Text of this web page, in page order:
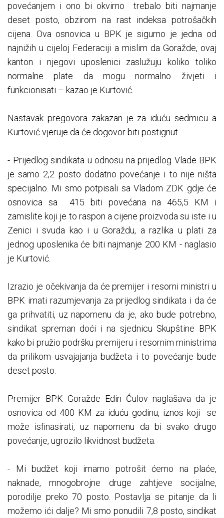
povećanjem i ono bi okvirno trebalo biti najmanje
deset posto, obzirom na rast indeksa potrošačkih
cijena. Ova osnovica u BPK je sigurno je jedna od
najnižih u cijeloj Federaciji a mislim da Goražde, ovaj
kanton i njegovi uposlenici zaslužuju koliko toliko
normalne plate da mogu normalno živjeti i
funkcionisati – kazao je Kurtović.
Nastavak pregovora zakazan je za iduću sedmicu a
Kurtović vjeruje da će dogovor biti postignut
- Prijedlog sindikata u odnosu na prijedlog Vlade BPK
je samo 2,2 posto dodatno povećanje i to nije ništa
specijalno. Mi smo potpisali sa Vladom ZDK gdje će
osnovica sa 415 biti povećana na 465,5 KM i
zamislite koji je to raspon a cijene proizvoda su iste i u
Zenici i svuda kao i u Goraždu, a razlika u plati za
jednog uposlenika će biti najmanje 200 KM - naglasio
je Kurtović.
Izrazio je očekivanja da će premijer i resorni ministri u
BPK imati razumjevanja za prijedlog sindikata i da će
ga prihvatiti, uz napomenu da je, ako bude potrebno,
sindikat spreman doći i na sjednicu Skupštine BPK
kako bi pružio podršku premijeru i resornim ministrima
da prilikom usvajajanja budžeta i to povećanje bude
deset posto.
Premijer BPK Goražde Edin Ćulov naglašava da je
osnovica od 400 KM za iduću godinu, iznos koji se
može isfinasirati, uz napomenu da bi svako drugo
povećanje, ugrozilo likvidnost budžeta.
- Mi budžet koji imamo potrošit ćemo na plaće,
naknade, mnogobrojne druge zahtjeve socijalne,
porodilje preko 70 posto. Postavlja se pitanje da li
možemo ići dalje? Mi smo ponudili 7,8 posto, sindikat